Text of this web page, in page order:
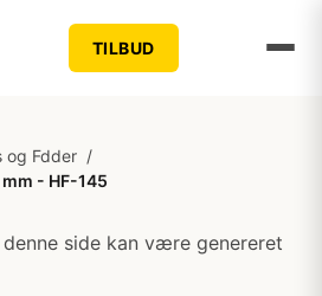
TILBUD
og Fdder /
- HF-145
side kan være genereret